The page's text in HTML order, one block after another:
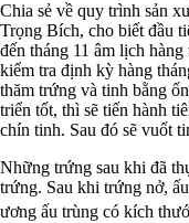
Chia sẻ về quy trình sản
Trọng Bích, cho biết đầu
đến tháng 11 âm lịch
kiểm tra định kỳ hàng
thăm trứng và tinh bằng
triển tốt, thì sẽ tiến hành
chín tinh. Sau đó sẽ vuốt
Những trứng sau khi đã
trứng. Sau khi trứng nở,
ương ấu trùng có kích